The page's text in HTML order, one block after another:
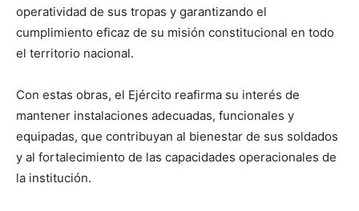
operatividad de sus tropas y garantizando el
cumplimiento eficaz de su misión constitucional en todo
el territorio nacional.
Con estas obras, el Ejército reafirma su interés de
mantener instalaciones adecuadas, funcionales y
equipadas, que contribuyan al bienestar de sus soldados
y al fortalecimiento de las capacidades operacionales de
la institución.